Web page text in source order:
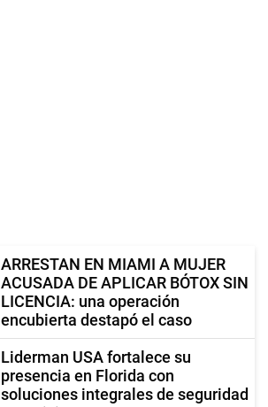
ARRESTAN EN MIAMI A MUJER
ACUSADA DE APLICAR BÓTOX SIN
LICENCIA: una operación
encubierta destapó el caso
Liderman USA fortalece su
presencia en Florida con
soluciones integrales de seguridad